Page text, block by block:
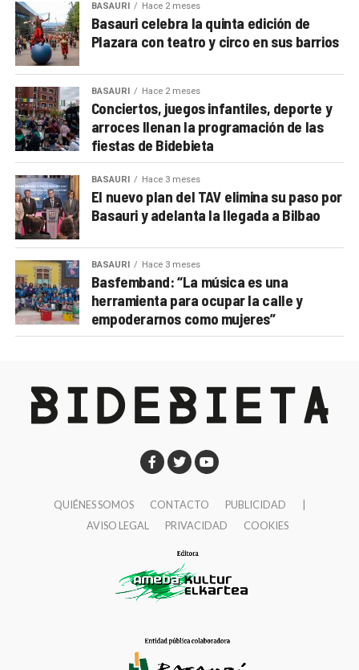
BASAURI Hace 2 meses
Basauri celebra la quinta edición de
Plazara con teatro y circo en sus barrios
BASAURI Hace 2 meses
Conciertos, juegos infantiles, deporte y
arroces llenan la programación de las
fiestas de Bidebieta
BASAURI Hace 3 meses
El nuevo plan del TAV elimina su paso por
Basauri y adelanta la llegada a Bilbao
BASAURI Hace 3 meses
Basfemband: “La música es una
herramienta para ocupar la calle y
empoderarnos como mujeres”
QUIÉNES SOMOS CONTACTO PUBLICIDAD
AVISO LEGAL
PRIVACIDAD COOKIES